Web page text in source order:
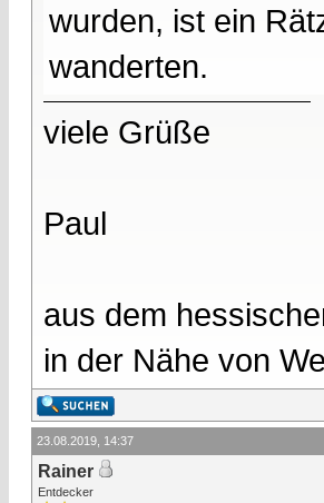
wurden, ist ein
wanderten.
viele Grüße
Paul
aus dem
in der Nähe von
23.08.2019, 14:37
Rainer
Entdecker